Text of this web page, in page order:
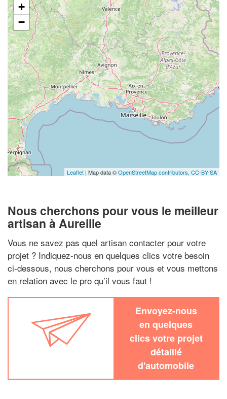
+
−
Leaflet | Map data ©OpenStreetMap contributors, CC-BY-SA
Nous cherchons pour vous le meilleur
artisan à Aureille
Vous ne savez pas quel artisan contacter pour votre
projet ? Indiquez-nous en quelques clics votre besoin
ci-dessous, nous cherchons pour vous et vous mettons
en relation avec le pro qu’il vous faut !
Envoyez-nous
en quelques
clics votre projet
détaillé
d'automobile